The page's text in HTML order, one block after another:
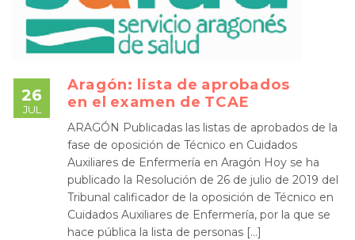
26
JUL
Aragón: lista de aprobados
en el examen de TCAE
ARAGÓN Publicadas las listas de aprobados de la
fase de oposición de Técnico en Cuidados
Auxiliares de Enfermería en Aragón Hoy se ha
publicado la Resolución de 26 de julio de 2019 del
Tribunal calificador de la oposición de Técnico en
Cuidados Auxiliares de Enfermería, por la que se
hace pública la lista de personas […]